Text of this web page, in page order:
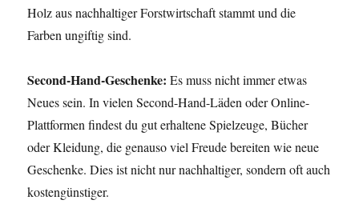
Holz aus nachhaltiger Forstwirtschaft stammt und die
Farben ungiftig sind.
Second-Hand-Geschenke: Es muss nicht immer etwas
Neues sein. In vielen Second-Hand-Läden oder Online-
Plattformen findest du gut erhaltene Spielzeuge, Bücher
oder Kleidung, die genauso viel Freude bereiten wie neue
Geschenke. Dies ist nicht nur nachhaltiger, sondern oft auch
kostengünstiger.